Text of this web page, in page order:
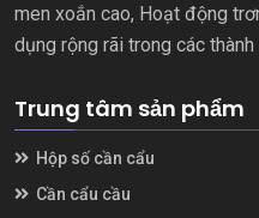
men xoắn cao, Hoạt động
dụng rộng rãi trong các
Trung tâm sản phẩm
Hộp số cần cẩu
Cần cẩu cầu